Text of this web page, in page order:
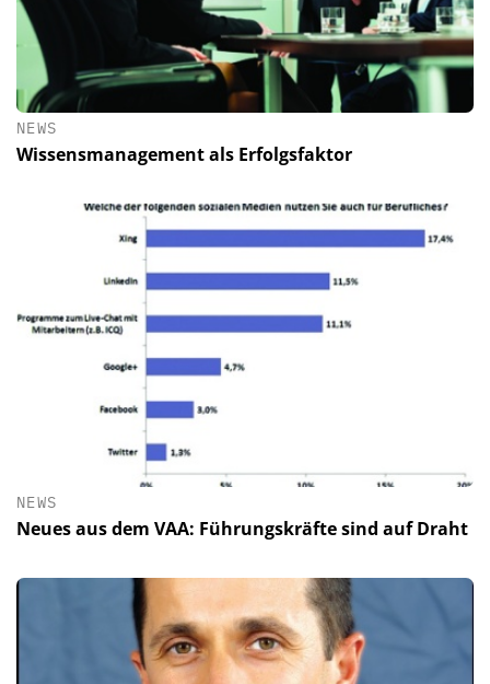
NEWS
Wissensmanagement als Erfolgsfaktor
NEWS
Neues aus dem VAA: Führungskräfte sind auf Draht